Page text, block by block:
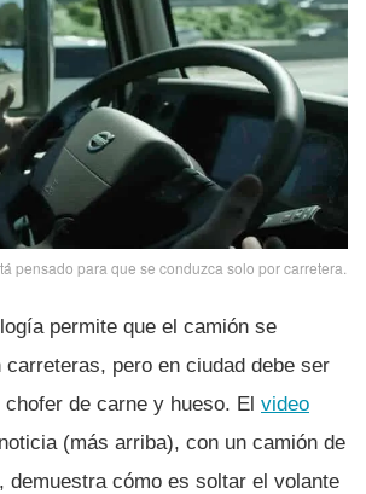
pensado para que se conduzca solo por carretera.
permite que el camión se
pero en ciudad debe ser
de carne y hueso. El video
(más arriba), con un camión de
demuestra cómo es soltar el volante